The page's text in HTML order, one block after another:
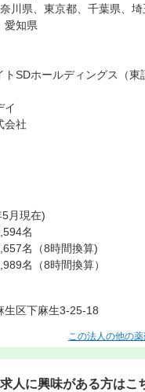
川県、東京都、千葉県、埼
愛知県
トSDホールディングス（東
イ
会社
月現在)
名
名（8時間換算)
名（8時間換算）
生区下麻生3-25-18
この法人の他の
人に興味がある方はこ